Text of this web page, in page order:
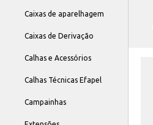
Caixas de aparelhagem
Caixas de Derivação
Calhas e Acessórios
Calhas Técnicas Efapel
Campainhas